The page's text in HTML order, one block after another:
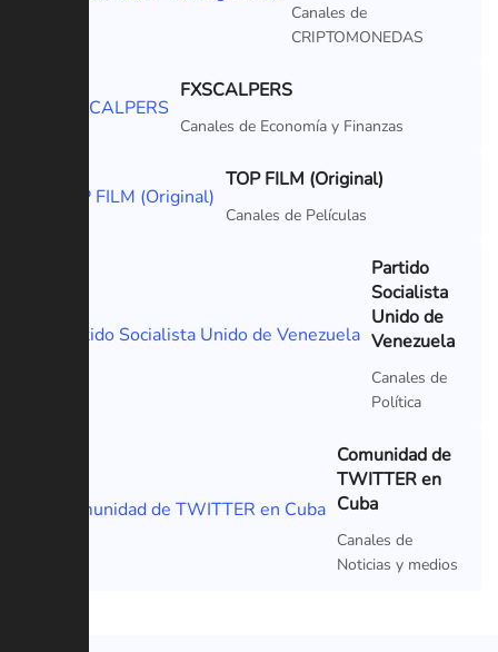
Canales de
CRIPTOMONEDAS
FXSCALPERS
Canales de Economía y Finanzas
TOP FILM (Original)
Canales de Películas
Partido
Socialista
Unido de
Venezuela
Canales de
Política
Comunidad de
TWITTER en
Cuba
Canales de
Noticias y medios